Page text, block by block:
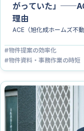
がっていた」
理由
ACE（旭化成ホームズ不
#物件提案の効率化
#物件資料・事務作業の時短